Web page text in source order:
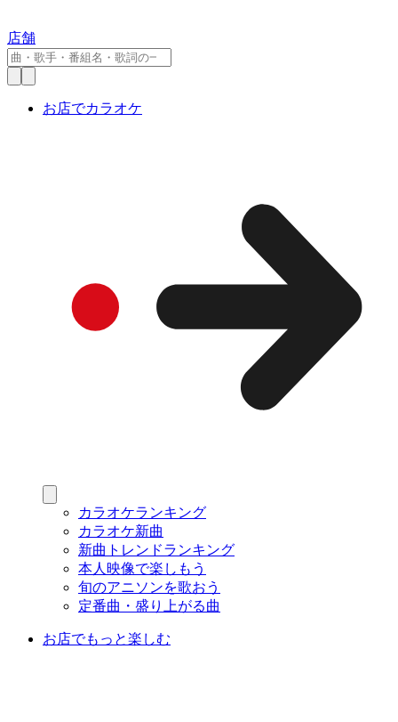
店舗
お店でカラオケ
カラオケランキング
カラオケ新曲
新曲トレンドランキング
本人映像で楽しもう
旬のアニソンを歌おう
定番曲・盛り上がる曲
お店でもっと楽しむ